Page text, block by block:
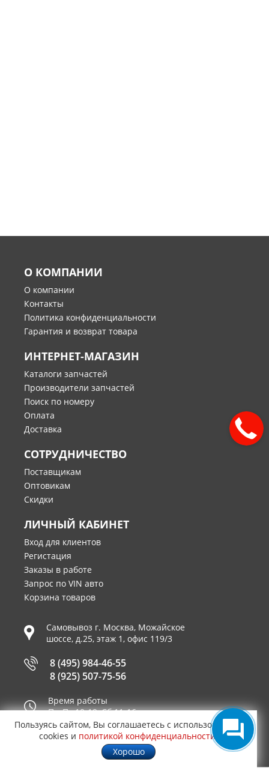
О КОМПАНИИ
О компании
Контакты
Политика конфиденциальности
Гарантия и возврат товара
ИНТЕРНЕТ-МАГАЗИН
Каталоги запчастей
Производители запчастей
Поиск по номеру
Оплата
Доставка
СОТРУДНИЧЕСТВО
Поставщикам
Оптовикам
Скидки
ЛИЧНЫЙ КАБИНЕТ
Вход для клиентов
Регистация
Заказы в работе
Запрос по VIN авто
Корзина товаров
Самовывоз г. Москва, Можайское
шоссе, д.25, этаж 1, офис 119/3
8 (495) 984-46-55
8 (925) 507-75-56
Время работы
Пн-Пт 10-19, Сб 11-16
Принимаем к оплате
Пользуясь сайтом, Вы соглашаетесь с использованием
cookies и политикой конфиденциальности
Хорошо